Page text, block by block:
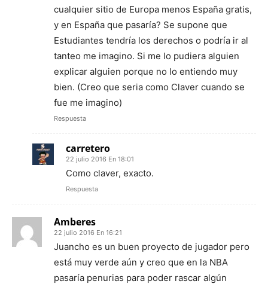
cualquier sitio de Europa menos España gratis,
y en España que pasaría? Se supone que
Estudiantes tendría los derechos o podría ir al
tanteo me imagino. Si me lo pudiera alguien
explicar alguien porque no lo entiendo muy
bien. (Creo que seria como Claver cuando se
fue me imagino)
Respuesta
carretero
22 julio 2016 En 18:01
Como claver, exacto.
Respuesta
Amberes
22 julio 2016 En 16:21
Juancho es un buen proyecto de jugador pero
está muy verde aún y creo que en la NBA
pasaría penurias para poder rascar algún